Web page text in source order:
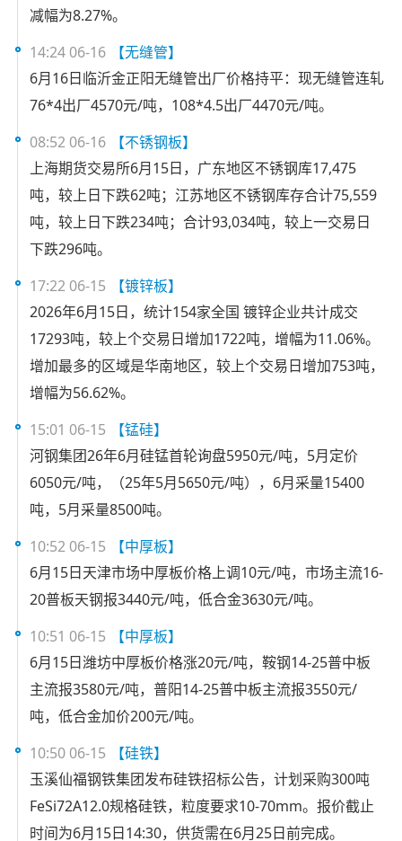
减幅为8.27%。
14:24 06-16
【无缝管】
6月16日临沂金正阳无缝管出厂价格持平：现无缝管连轧
76*4出厂4570元/吨，108*4.5出厂4470元/吨。
08:52 06-16
【不锈钢板】
上海期货交易所6月15日，广东地区不锈钢库17,475
吨，较上日下跌62吨；江苏地区不锈钢库存合计75,559
吨，较上日下跌234吨；合计93,034吨，较上一交易日
下跌296吨。
17:22 06-15
【镀锌板】
2026年6月15日，统计154家全国 镀锌企业共计成交
17293吨，较上个交易日增加1722吨，增幅为11.06%。
增加最多的区域是华南地区，较上个交易日增加753吨，
增幅为56.62%。
15:01 06-15
【锰硅】
河钢集团26年6月硅锰首轮询盘5950元/吨，5月定价
6050元/吨，（25年5月5650元/吨），6月采量15400
吨，5月采量8500吨。
10:52 06-15
【中厚板】
6月15日天津市场中厚板价格上调10元/吨，市场主流16-
20普板天钢报3440元/吨，低合金3630元/吨。
10:51 06-15
【中厚板】
6月15日潍坊中厚板价格涨20元/吨，鞍钢14-25普中板
主流报3580元/吨，普阳14-25普中板主流报3550元/
吨，低合金加价200元/吨。
10:50 06-15
【硅铁】
玉溪仙福钢铁集团发布硅铁招标公告，计划采购300吨
FeSi72A12.0规格硅铁，粒度要求10-70mm。报价截止
时间为6月15日14:30，供货需在6月25日前完成。